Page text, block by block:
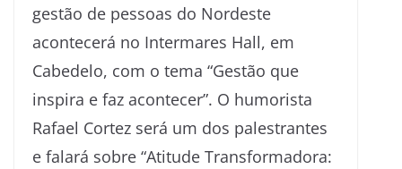
gestão de pessoas do Nordeste
acontecerá no Intermares Hall, em
Cabedelo, com o tema “Gestão que
inspira e faz acontecer”. O humorista
Rafael Cortez será um dos palestrantes
e falará sobre “Atitude Transformadora: